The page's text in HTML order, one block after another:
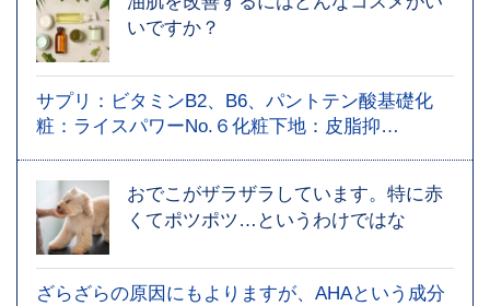
いですか？
サプリ：ビタミンB2、B6、パントテン酸基礎化
粧：ライスパワーNo.６化粧下地：皮脂抑…
おでこがザラザラしています。特に赤
くてポツポツ…というわけではな
ざらざらの原因にもよりますが、AHAという成分